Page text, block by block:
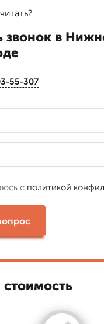
звонок в
55-307
с политикой